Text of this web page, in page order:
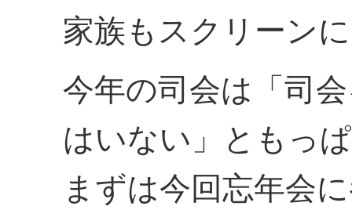
家族もスクリーン
今年の司会は「司
はいない」ともっ
まずは今回忘年会